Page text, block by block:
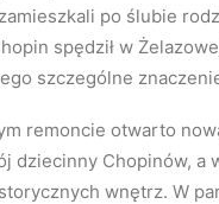
po ślubie
spędził w
szczególne
remoncie otwarto
dziecinny Chopinów,
wnętrz. W